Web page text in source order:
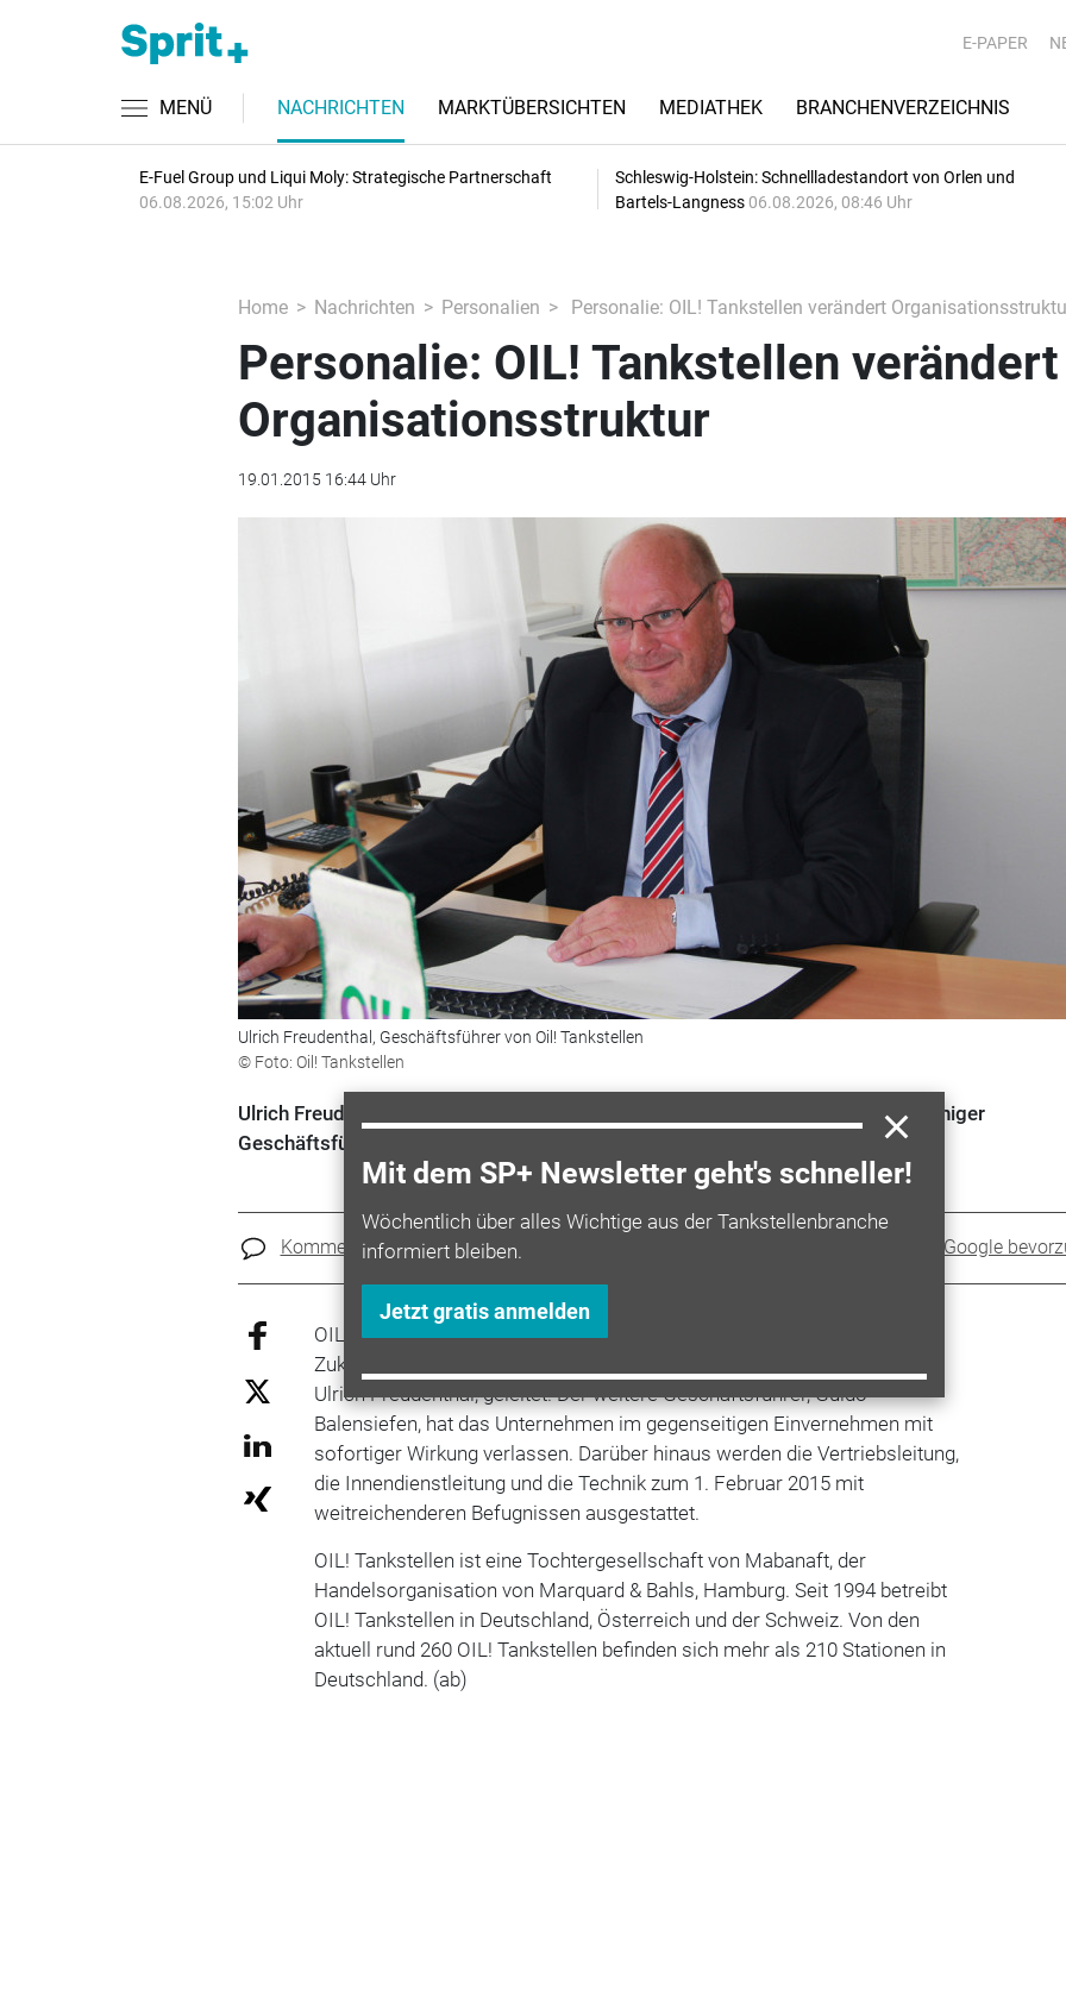
E-PAPER
MENÜ NACHRICHTEN MARKTÜBERSICHTEN MEDIATHEK BRANCHENVERZEICHNIS
E-Fuel Group und Liqui Moly: Strategische Partnerschaft
06.08.2026, 15:02 Uhr
Schleswig-Holstein: Schnellladestandort von Orlen und
Bartels-Langness 06.08.2026, 08:46 Uhr
Home Nachrichten Personalien Personalie: OIL! Tankstellen verändert
Personalie: OIL! Tankstellen verändert
Organisationsstruktur
19.01.2015 16:44 Uhr
Ulrich Freudenthal, Geschäftsführer von Oil! Tankstellen
© Foto: Oil! Tankstellen
Ulrich Freudenthal wird künftig das Tochterunternehmen von Mabanaft als alleiniger
Geschäftsführer leiten.
Kommentare Teilen Sprit+ bei Google
Mit dem SP+ Newsletter geht's schneller!
Wöchentlich über alles Wichtige aus der Tankstellenbranche
informiert bleiben.
Jetzt gratis anmelden
OIL! Tankstellen hat seine bisherige Organisationsstruktur verändert.
Zukünftig wird das Unternehmen operativ von einem Geschäftsführer,
Ulrich Freudenthal, geleitet. Der weitere Geschäftsführer, Guido
Balensiefen, hat das Unternehmen im gegenseitigen Einvernehmen mit
sofortiger Wirkung verlassen. Darüber hinaus werden die Vertriebsleitung,
die Innendienstleitung und die Technik zum 1. Februar 2015 mit
weitreichenderen Befugnissen ausgestattet.
OIL! Tankstellen ist eine Tochtergesellschaft von Mabanaft, der
Handelsorganisation von Marquard & Bahls, Hamburg. Seit 1994 betreibt
OIL! Tankstellen in Deutschland, Österreich und der Schweiz. Von den
aktuell rund 260 OIL! Tankstellen befinden sich mehr als 210 Stationen in
Deutschland. (ab)